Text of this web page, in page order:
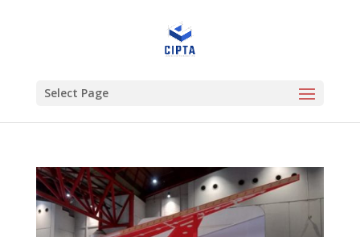
Select Page